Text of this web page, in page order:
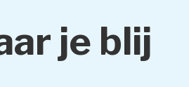
je blij